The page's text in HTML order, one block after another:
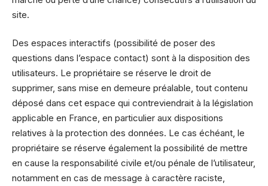
site.
Des espaces interactifs (possibilité de poser des
questions dans l’espace contact) sont à la disposition des
utilisateurs. Le propriétaire se réserve le droit de
supprimer, sans mise en demeure préalable, tout contenu
déposé dans cet espace qui contreviendrait à la législation
applicable en France, en particulier aux dispositions
relatives à la protection des données. Le cas échéant, le
propriétaire se réserve également la possibilité de mettre
en cause la responsabilité civile et/ou pénale de l’utilisateur,
notamment en cas de message à caractère raciste,